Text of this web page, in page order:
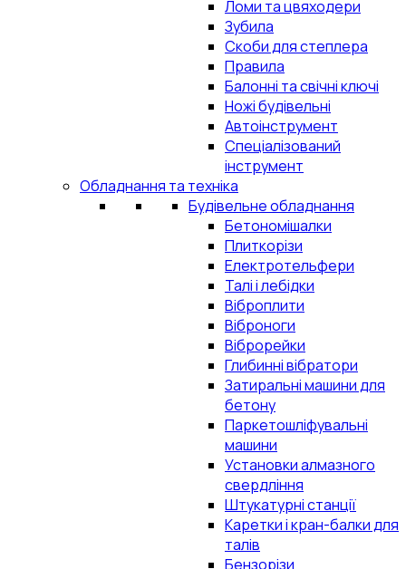
Ломи та цвяходери
Зубила
Скоби для степлера
Правила
Балонні та свічні ключі
Ножі будівельні
Автоінструмент
Спеціалізований
інструмент
Обладнання та техніка
Будівельне обладнання
Бетономішалки
Плиткорізи
Електротельфери
Талі і лебідки
Віброплити
Віброноги
Віброрейки
Глибинні вібратори
Затиральні машини для
бетону
Паркетошліфувальні
машини
Установки алмазного
свердління
Штукатурні станції
Каретки і кран-балки для
талів
Бензорізи